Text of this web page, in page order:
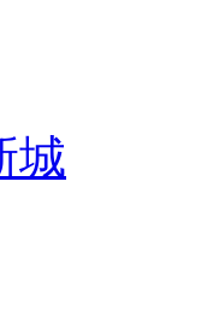
城